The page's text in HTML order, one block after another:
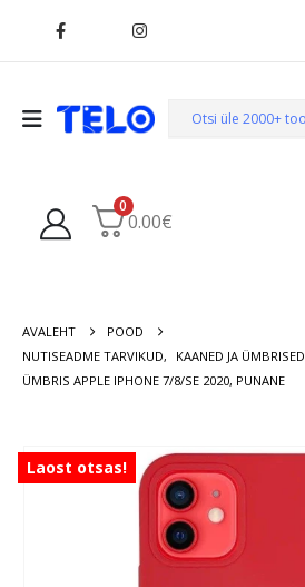
0
0.00€
AVALEHT
POOD
NUTISEADME TARVIKUD, KAANED JA ÜMBRISED
ÜMBRIS APPLE IPHONE 7/8/SE 2020, PUNANE
Laost otsas!